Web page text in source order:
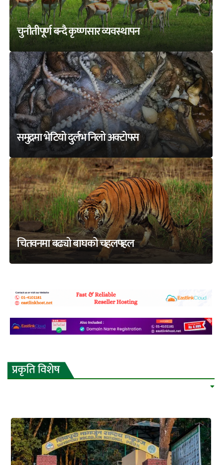
चुनौतीपूर्ण बन्दै कृष्णसार व्यवस्थापन
समुद्रमा भेटियो दुर्लभ निलो अक्टोपस
चितवनमा बढ्यो बाघको चहलपहल